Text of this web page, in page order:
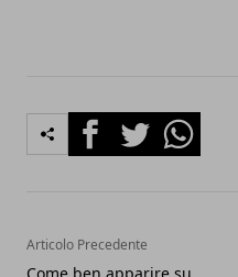
FacebookTwitterWhatsapp
Articolo Precedente